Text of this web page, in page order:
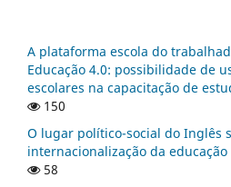
A plataforma escola do
Educação 4.0: possibilidade de
escolares na capacitação de
150
O lugar político-social do Inglês
internacionalização da
58